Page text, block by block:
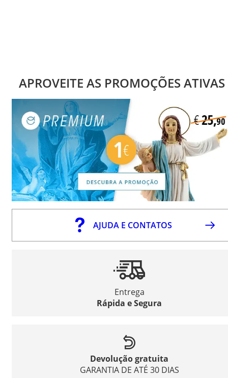
APROVEITE AS PROMOÇÕES ATIVAS
AJUDA E CONTATOS
Entrega
Rápida e Segura
Devolução gratuita
GARANTIA DE ATÉ 30 DIAS